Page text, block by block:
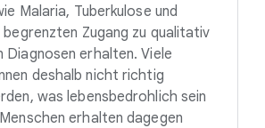
Malaria, Tuberkulose und
Zugang zu qualitativ
Diagnosen erhalten. Viele
deshalb nicht richtig
was lebensbedrohlich sein
erhalten dagegen